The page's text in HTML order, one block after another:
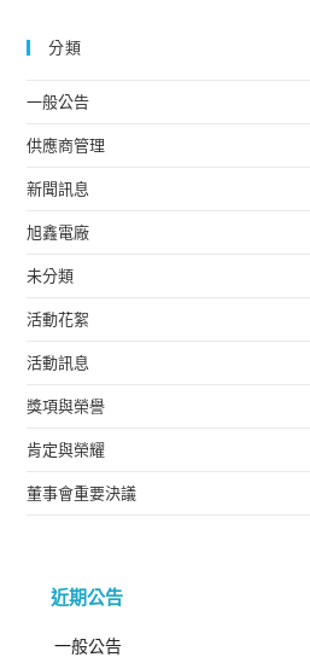
分類
一般公告
供應商管理
新聞訊息
旭鑫電廠
未分類
活動花絮
活動訊息
獎項與榮譽
肯定與榮耀
董事會重要決議
近期公告
一般公告